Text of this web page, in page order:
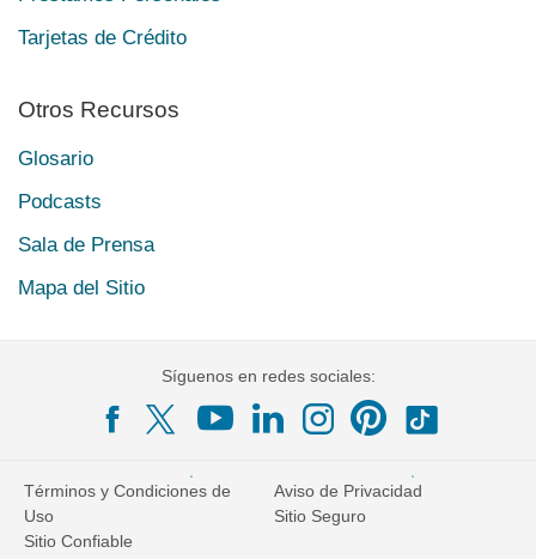
Tarjetas de Crédito
Otros Recursos
Glosario
Podcasts
Sala de Prensa
Mapa del Sitio
Síguenos en redes sociales:
Términos y Condiciones de
Uso
Aviso de Privacidad
Sitio Seguro
Sitio Confiable